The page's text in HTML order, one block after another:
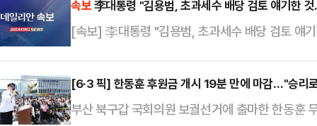
속보李대통령 "김용범, 초과세수 배당 검토 얘기한
[속보] 李대통령 "김용범, 초과세수 배당 검토 얘
[6·3 픽] 한동훈 후원금 개시 19분 만에 마감…"승리
부산 북구갑 국회의원 보궐선거에 출마한 한동훈